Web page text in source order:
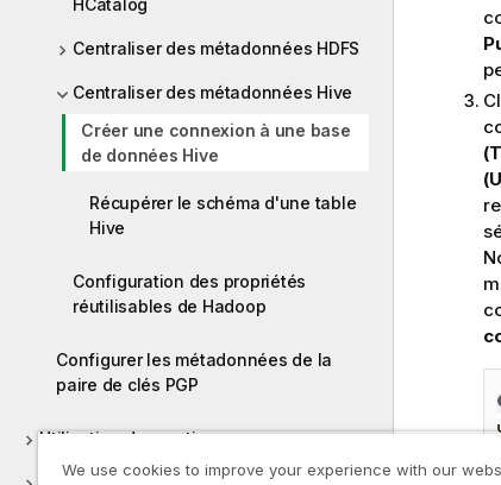
HCatalog
Centraliser des métadonnées HDFS
Centraliser des métadonnées Hive
Créer une connexion à une base
de données Hive
Récupérer le schéma d'une table
Hive
Configuration des propriétés
réutilisables de Hadoop
Configurer les métadonnées de la
paire de clés PGP
Utilisation des routines
We use cookies to improve your experience with our